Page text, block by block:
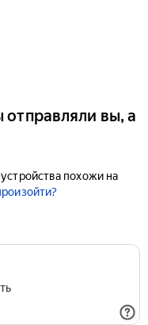
отправляли вы, а
похожи на